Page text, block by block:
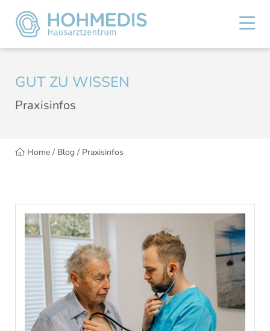
GUT ZU WISSEN
Praxisinfos
Home / Blog / Praxisinfos